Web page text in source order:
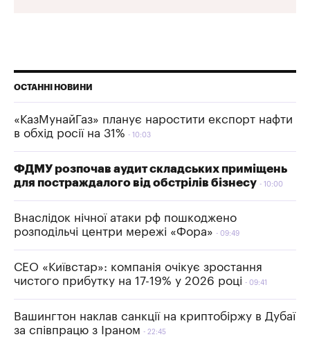
ОСТАННІ НОВИНИ
«КазМунайГаз» планує наростити експорт нафти
в обхід росії на 31%
10:03
ФДМУ розпочав аудит складських приміщень
для постраждалого від обстрілів бізнесу
10:00
Внаслідок нічної атаки рф пошкоджено
розподільчі центри мережі «Фора»
09:49
СЕО «Київстар»: компанія очікує зростання
чистого прибутку на 17-19% у 2026 році
09:41
Вашингтон наклав санкції на криптобіржу в Дубаї
за співпрацю з Іраном
22:45